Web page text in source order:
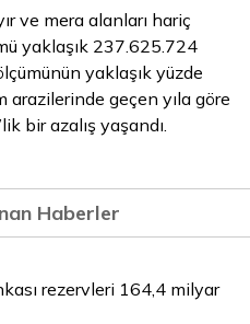
ve mera alanları hariç
yaklaşık 237.625.724
yaklaşık yüzde
arazilerinde geçen yıla göre
bir azalış yaşandı.
Haberler
rezervleri 164,4 milyar